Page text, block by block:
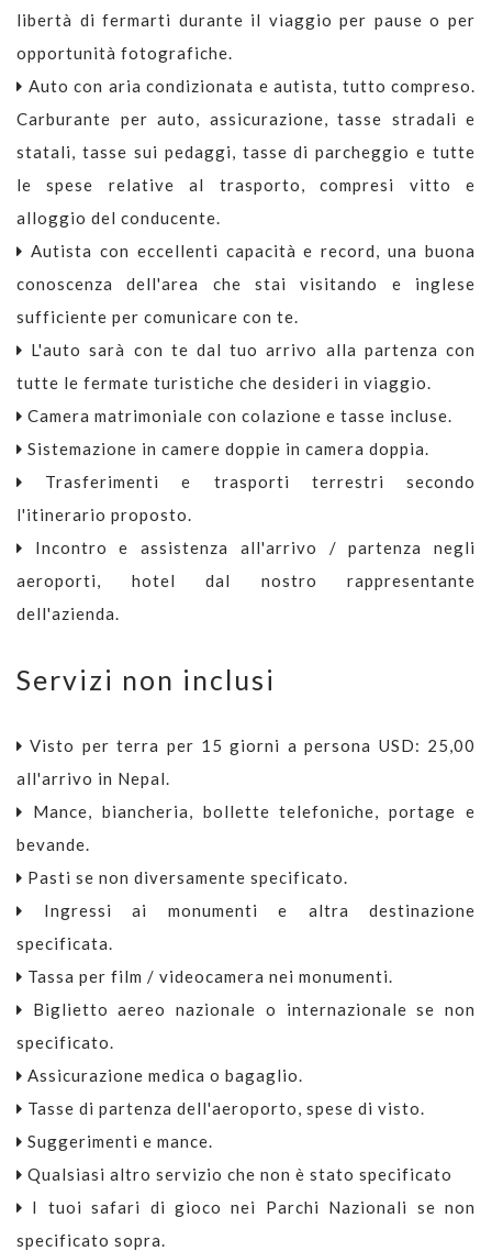
libertà di fermarti durante il viaggio per pause o per
opportunità fotografiche.
Auto con aria condizionata e autista, tutto compreso.
Carburante per auto, assicurazione, tasse stradali e
statali, tasse sui pedaggi, tasse di parcheggio e tutte
le spese relative al trasporto, compresi vitto e
alloggio del conducente.
Autista con eccellenti capacità e record, una buona
conoscenza dell'area che stai visitando e inglese
sufficiente per comunicare con te.
L'auto sarà con te dal tuo arrivo alla partenza con
tutte le fermate turistiche che desideri in viaggio.
Camera matrimoniale con colazione e tasse incluse.
Sistemazione in camere doppie in camera doppia.
Trasferimenti e trasporti terrestri secondo
l'itinerario proposto.
Incontro e assistenza all'arrivo / partenza negli
aeroporti, hotel dal nostro rappresentante
dell'azienda.
Servizi non inclusi
Visto per terra per 15 giorni a persona USD: 25,00
all'arrivo in Nepal.
Mance, biancheria, bollette telefoniche, portage e
bevande.
Pasti se non diversamente specificato.
Ingressi ai monumenti e altra destinazione
specificata.
Tassa per film / videocamera nei monumenti.
Biglietto aereo nazionale o internazionale se non
specificato.
Assicurazione medica o bagaglio.
Tasse di partenza dell'aeroporto, spese di visto.
Suggerimenti e mance.
Qualsiasi altro servizio che non è stato specificato
I tuoi safari di gioco nei Parchi Nazionali se non
specificato sopra.